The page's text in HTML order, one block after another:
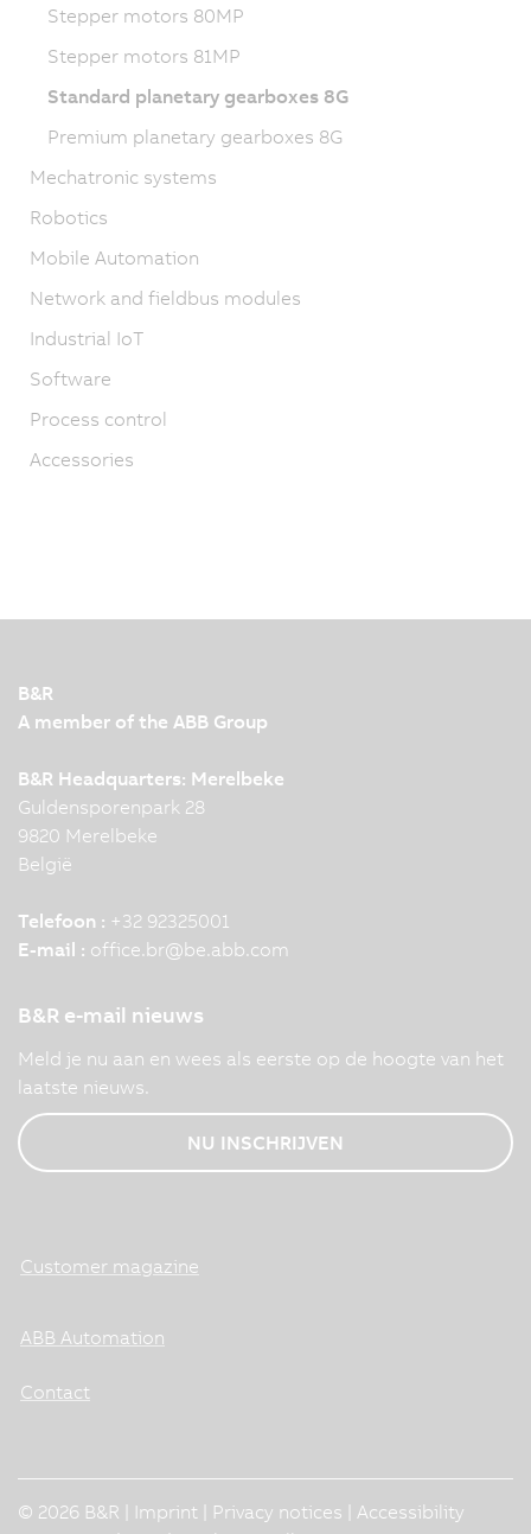
Stepper motors 80MP
Stepper motors 81MP
Standard planetary gearboxes 8G
Premium planetary gearboxes 8G
Mechatronic systems
Robotics
Mobile Automation
Network and fieldbus modules
Industrial IoT
Software
Process control
Accessories
B&R
A member of the ABB Group
B&R Headquarters: Merelbeke
Guldensporenpark 28
9820 Merelbeke
België
Telefoon : +32 92325001
E-mail : office.br@be.abb.com
B&R e-mail nieuws
Meld je nu aan en wees als eerste op de hoogte van het
laatste nieuws.
NU INSCHRIJVEN
Customer magazine
ABB Automation
Contact
© 2026 B&R | Imprint Privacy notices
Accessibility